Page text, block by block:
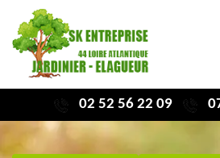
02 52 56 22 09